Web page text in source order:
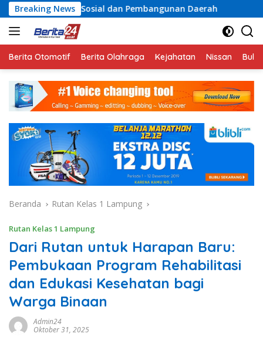
Langsung
ke
konten
Breaking News
dan Pembangunan Daerah Rayakan Semangat
Berita Otomotif Berita Olahraga Kejahatan Nissan
Beranda Rutan Kelas 1 Lampung
Rutan Kelas 1 Lampung
Dari Rutan untuk Harapan Baru:
Pembukaan Program Rehabilitasi
dan Edukasi Kesehatan bagi
Warga Binaan
Admin24
Oktober 31, 2025